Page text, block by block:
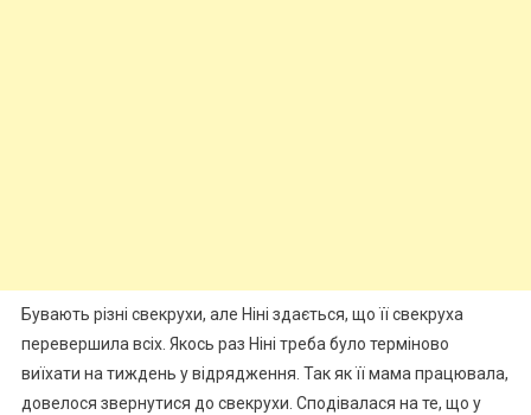
Бувають різні свекрухи, але Ніні здається, що її свекруха
перевершила всіх. Якось раз Ніні треба було терміново
виїхати на тиждень у відрядження. Так як її мама працювала,
довелося звернутися до свекрухи. Сподівалася на те, що у